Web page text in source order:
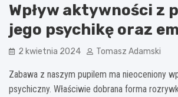
Wpływ aktywności z
jego psychikę oraz
2 kwietnia 2024 Tomasz Adamski
Zabawa z naszym pupilem ma nieoceniony
psychiczny. Właściwie dobrana forma